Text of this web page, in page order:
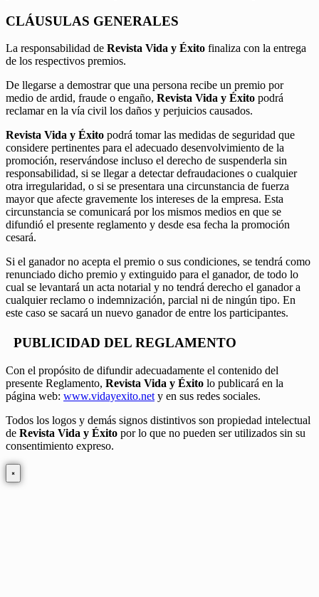
CLÁUSULAS GENERALES
La responsabilidad de Revista Vida y Éxito finaliza con la entrega
de los respectivos premios.
De llegarse a demostrar que una persona recibe un premio por
medio de ardid, fraude o engaño, Revista Vida y Éxito podrá
reclamar en la vía civil los daños y perjuicios causados.
Revista Vida y Éxito podrá tomar las medidas de seguridad que
considere pertinentes para el adecuado desenvolvimiento de la
promoción, reservándose incluso el derecho de suspenderla sin
responsabilidad, si se llegar a detectar defraudaciones o cualquier
otra irregularidad, o si se presentara una circunstancia de fuerza
mayor que afecte gravemente los intereses de la empresa. Esta
circunstancia se comunicará por los mismos medios en que se
difundió el presente reglamento y desde esa fecha la promoción
cesará.
Si el ganador no acepta el premio o sus condiciones, se tendrá como
renunciado dicho premio y extinguido para el ganador, de todo lo
cual se levantará un acta notarial y no tendrá derecho el ganador a
cualquier reclamo o indemnización, parcial ni de ningún tipo. En
este caso se sacará un nuevo ganador de entre los participantes.
PUBLICIDAD DEL REGLAMENTO
Con el propósito de difundir adecuadamente el contenido del
presente Reglamento, Revista Vida y Éxito lo publicará en la
página web: www.vidayexito.net y en sus redes sociales.
Todos los logos y demás signos distintivos son propiedad intelectual
de Revista Vida y Éxito por lo que no pueden ser utilizados sin su
consentimiento expreso.
×